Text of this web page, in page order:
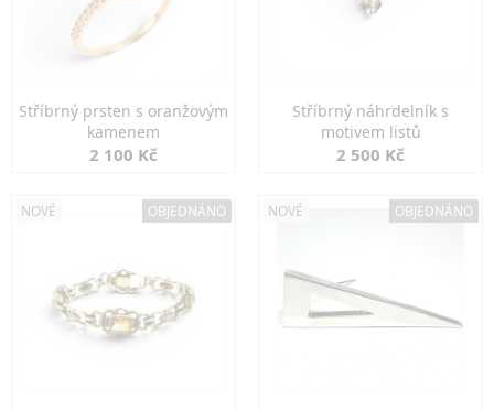
Stříbrný prsten s oranžovým
kamenem
2 100 Kč
Stříbrný náhrdelník s
motivem listů
2 500 Kč
NOVÉ OBJEDNÁNO NOVÉ OBJEDNÁNO